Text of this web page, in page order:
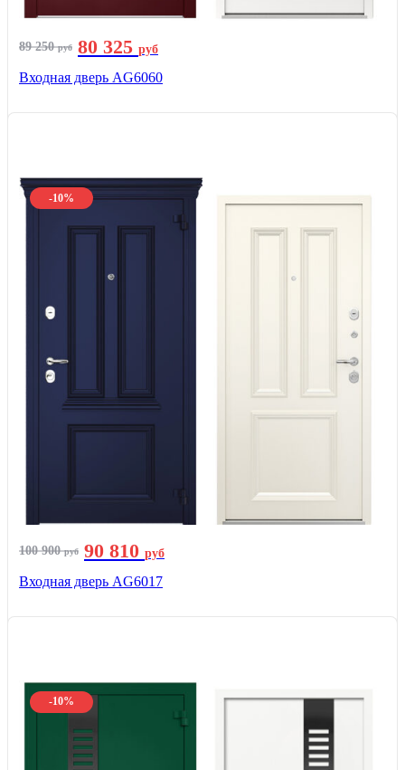
89 250руб 80 325 руб
Входная дверь AG6060
-10%
100 900руб 90 810 руб
Входная дверь AG6017
-10%